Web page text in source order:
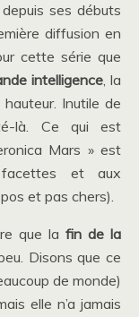
ses débuts
diffusion en
cette série que
intelligence, la
Inutile de
là. Ce qui est
Mars » est
et aux
et pas chers).
que la fin de la
Disons que ce
de monde)
elle n’a jamais